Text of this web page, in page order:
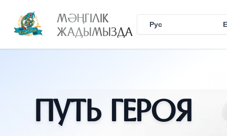
МӘҢГІЛІК
ЖАДЫМЫЗДА Рус
Путь Героя